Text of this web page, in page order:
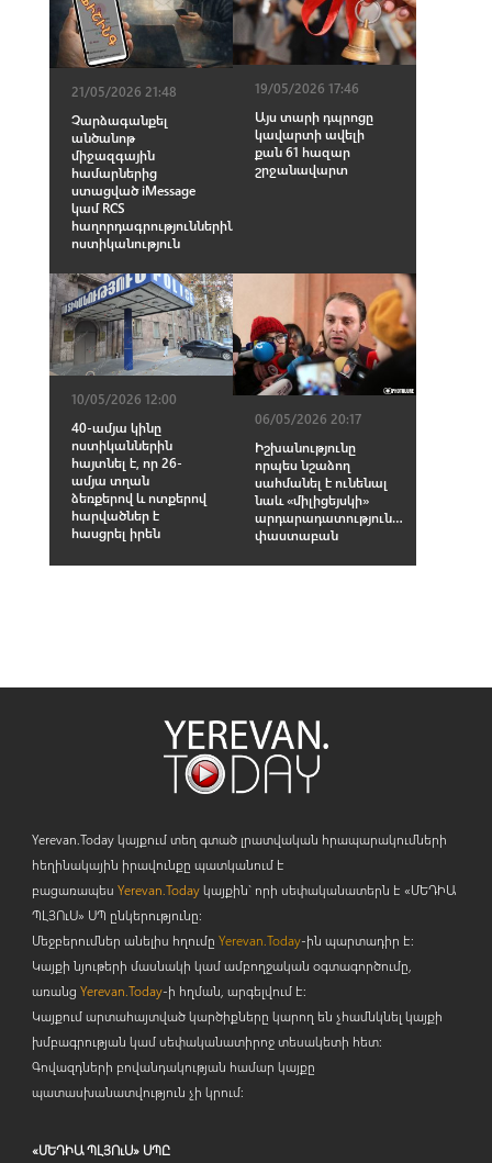
21/05/2026 21:48
Չարձագանքել
անծանոթ
միջազգային
համարներից
ստացված iMessage
կամ RCS
հաղորդագրություններին.
ոստիկանություն
19/05/2026 17:46
Այս տարի դպրոցը
կավարտի ավելի
քան 61 հազար
շրջանավարտ
10/05/2026 12:00
40-ամյա կինը
ոստիկաններին
հայտնել է, որ 26-
ամյա տղան
ձեռքերով և ոտքերով
հարվածներ է
հասցրել իրեն
06/05/2026 20:17
Իշխանությունը
որպես նշաձող
սահմանել է ունենալ
նաև «միլիցեյսկի»
արդարադատություն…
փաստաբան
Yerevan.Today կայքում տեղ գտած լրատվական հրապարակումների
հեղինակային իրավունքը պատկանում է
բացառապես Yerevan.Todayկայքին` որի սեփականատերն է «ՄԵԴԻԱ
ՊԼՅՈւՍ» ՍՊ ընկերությունը։
Մեջբերումներ անելիս հղումը Yerevan.Today-ին պարտադիր է:
Կայքի նյութերի մասնակի կամ ամբողջական օգտագործումը,
առանց Yerevan.Today-ի հղման, արգելվում է:
Կայքում արտահայտված կարծիքները կարող են չհամնկնել կայքի
խմբագրության կամ սեփականատիրոջ տեսակետի հետ:
Գովազդների բովանդակության համար կայքը
պատասխանատվություն չի կրում:
«ՄԵԴԻԱ ՊԼՅՈւՍ» ՍՊԸ